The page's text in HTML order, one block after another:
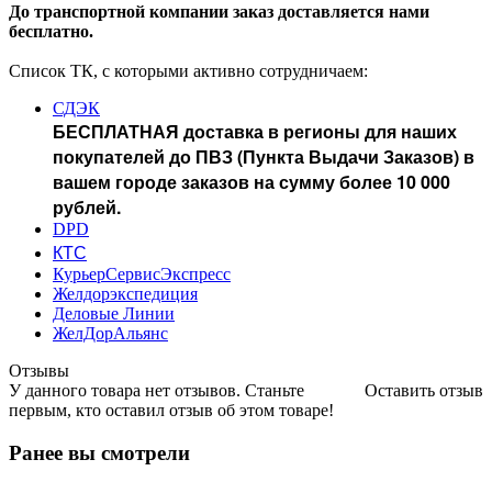
До транспортной компании заказ доставляется нами
бесплатно.
Список ТК, с которыми активно сотрудничаем:
СДЭК
БЕСПЛАТНАЯ доставка в регионы для наших
покупателей до ПВЗ (Пункта Выдачи Заказов) в
вашем городе заказов на сумму более 10 000
рублей.
DPD
КТС
КурьерСервисЭкспресс
Желдорэкспедиция
Деловые Линии
ЖелДорАльянс
Отзывы
Оставить отзыв
У данного товара нет отзывов. Станьте
первым, кто оставил отзыв об этом товаре!
Ранее вы смотрели